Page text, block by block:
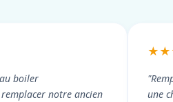
boiler
notre ancien
une